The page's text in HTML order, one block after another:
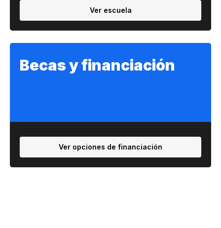
Ver escuela
Becas y financiación
Ver opciones de financiación